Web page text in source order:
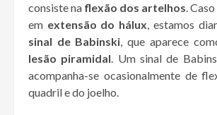
consiste na flexão dos artelhos.
em extensão do hálux, estamos
sinal de Babinski, que aparece
lesão piramidal. Um sinal de
acompanha-se ocasionalmente de
quadril e do joelho.